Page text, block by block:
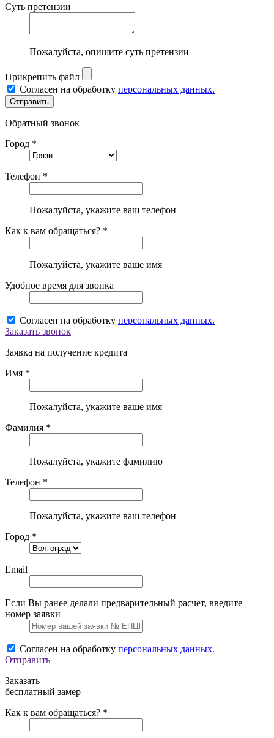
Суть претензии
Пожалуйста, опишите суть претензии
Прикрепить файл
Согласен на обработку персональных данных.
Обратный звонок
Город *
Телефон *
Пожалуйста, укажите ваш телефон
Как к вам обращаться? *
Пожалуйста, укажите ваше имя
Удобное время для звонка
Согласен на обработку персональных данных.
Заказать звонок
Заявка на получение кредита
Имя *
Пожалуйста, укажите ваше имя
Фамилия *
Пожалуйста, укажите фамилию
Телефон *
Пожалуйста, укажите ваш телефон
Город *
Email
Если Вы ранее делали предварительный расчет, введите
номер заявки
Согласен на обработку персональных данных.
Отправить
Заказать
бесплатный замер
Как к вам обращаться? *